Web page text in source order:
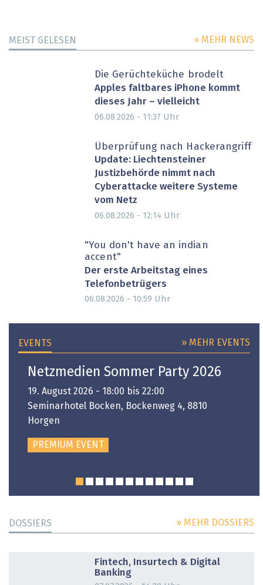
MEIST GELESEN » MEHR NEWS
Die Gerüchteküche brodelt
Apples faltbares iPhone kommt
dieses Jahr – vielleicht
06.08.2026 - 11:37 Uhr
Überprüfung nach Hackerangriff
Update: Liechtensteiner
Justizbehörde nimmt nach
Cyberattacke weitere Systeme
vom Netz
06.08.2026 - 12:14 Uhr
"You don't have an indian
accent"
Der erste Arbeitstag eines
Telefonbetrügers
06.08.2026 - 10:59 Uhr
EVENTS » MEHR EVENTS
Netzmedien Sommer Party 2026
19. August 2026 - 18:00 bis 22:00
Seminarhotel Bocken, Bockenweg 4, 8810
Horgen
PREMIUM EVENT
DOSSIERS » MEHR DOSSIERS
Fintech, Insurtech & Digital
Banking